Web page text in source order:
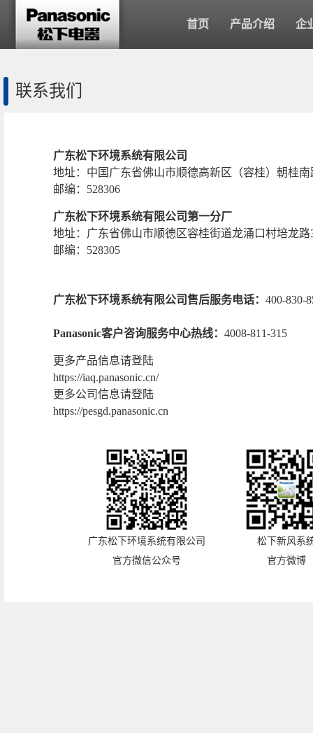
首页 产品介绍 企
联系我们
广东松下环境系统有限公司
地址：中国广东省佛山市顺德高新区（容桂）朝桂南
邮编：528306
广东松下环境系统有限公司第一分厂
地址：广东省佛山市顺德区容桂街道龙涌口村培龙路
邮编：528305
广东松下环境系统有限公司售后服务电话： 400-830-
Panasonic客户咨询服务中心热线： 4008-811-315
更多产品信息请登陆
https://iaq.panasonic.cn/
更多公司信息请登陆
https://pesgd.panasonic.cn
广东松下环境系统有限公司
官方微信公众号
松下新风系
官方微博